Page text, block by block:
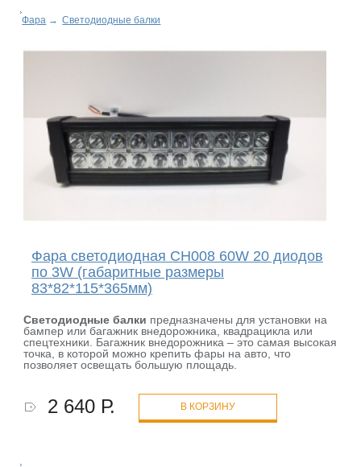
Фара → Светодиодные балки
Фара светодиодная CH008 60W 20 диодов
по 3W (габаритные размеры
83*82*115*365мм)
Светодиодные балки предназначены для установки на
бампер или багажник внедорожника, квадрацикла или
спецтехники. Багажник внедорожника – это самая высокая
точка, в которой можно крепить фары на авто, что
позволяет освещать большую площадь.
2 640 Р. В КОРЗИНУ